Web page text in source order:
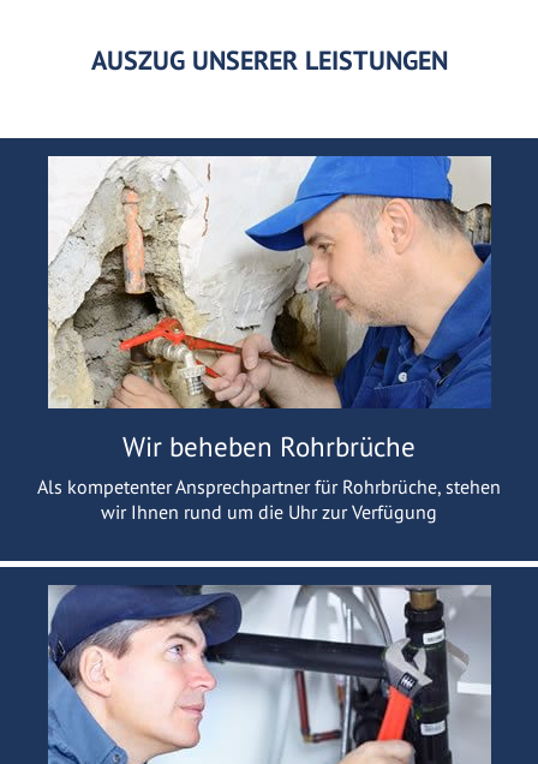
AUSZUG UNSERER LEISTUNGEN
Wir beheben Rohrbrüche
Als kompetenter Ansprechpartner für Rohrbrüche, stehen
wir Ihnen rund um die Uhr zur Verfügung